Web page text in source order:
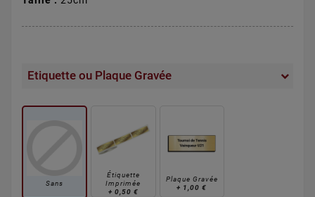
Etiquette ou Plaque Gravée
Sans
Étiquette
Imprimée
+ 0,50 €
Plaque Gravée
+ 1,00 €